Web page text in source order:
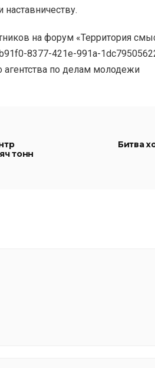
на форум «Территория
8377-421e-991a-
по делам молодежи
тонн
Битва